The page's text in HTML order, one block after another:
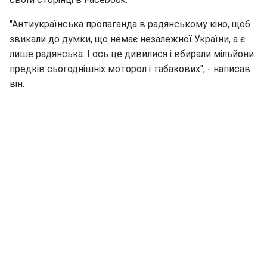
"Антиукраїнська пропаганда в радянському кіно, щоб
звикали до думки, що немає незалежної України, а є
лише радянська. І ось це дивилися і вбирали мільйони
предків сьогоднішніх моторол і табакових", - написав
він.